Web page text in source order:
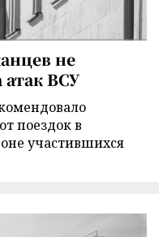
не
атак ВСУ
поездок в
участившихся